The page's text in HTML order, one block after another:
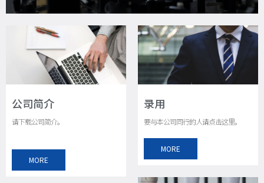
公司简介
请下载公司简介。
MORE
录用
要与本公司同行的人请点击这里。
MORE